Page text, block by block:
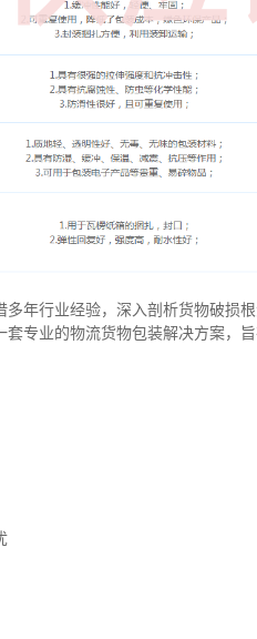
年行业经验，深入剖析货物破损
专业的物流货物包装解决方案，